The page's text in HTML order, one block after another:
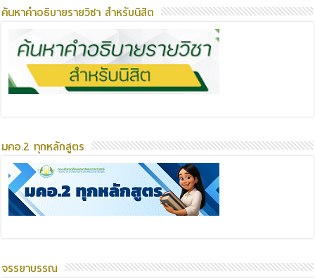
ค้นหาคำอธิบายรายวิชา สำหรับนิสิต
มคอ.2 ทุกหลักสูตร
จรรยาบรรณ